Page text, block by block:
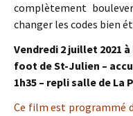
complètement
changer les codes bien
Vendredi 2 juillet 2021
foot de St-Julien –
1h35 – repli salle de La
Ce film est programmé